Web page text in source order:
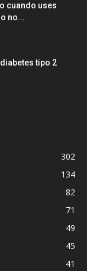
cuando uses
no...
tipo 2
302
134
82
71
49
45
41